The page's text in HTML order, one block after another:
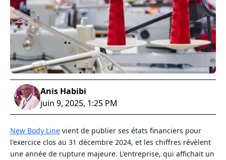
Anis Habibi
juin 9, 2025, 1:25 PM
New Body Line vient de publier ses états financiers pour
l'exercice clos au 31 décembre 2024, et les chiffres révèlent
une année de rupture majeure. L'entreprise, qui affichait un